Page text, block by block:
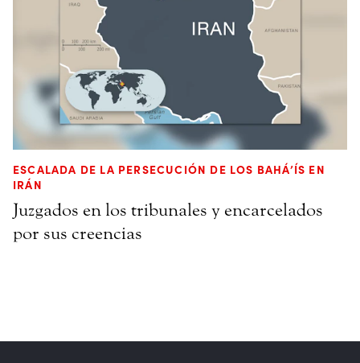
ESCALADA DE LA PERSECUCIÓN DE LOS BAHÁ’ÍS EN
IRÁN
Juzgados en los tribunales y encarcelados
por sus creencias